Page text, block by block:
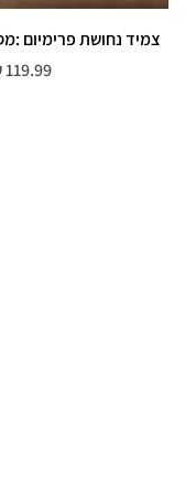
צמיד נחושת פרימיום
מחיר‏119.99 ‏₪